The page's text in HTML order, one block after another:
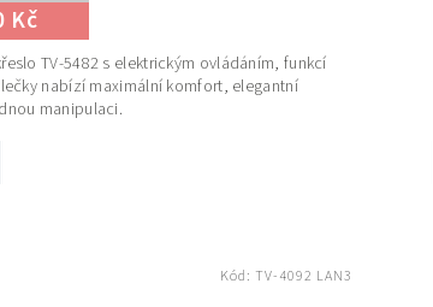
Kč
TV-5482 s elektrickým ovládáním, funkcí
nabízí maximální komfort, elegantní
manipulaci.
Kód: TV-4092 LAN3